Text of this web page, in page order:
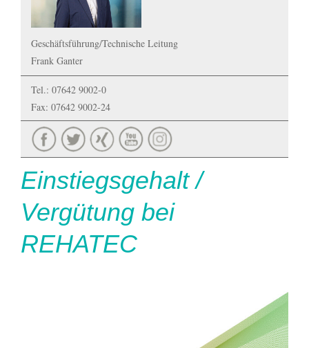
Geschäftsführung/Technische Leitung
Frank Ganter
Tel.: 07642 9002-0
Fax: 07642 9002-24
Einstiegsgehalt /
Vergütung bei
REHATEC